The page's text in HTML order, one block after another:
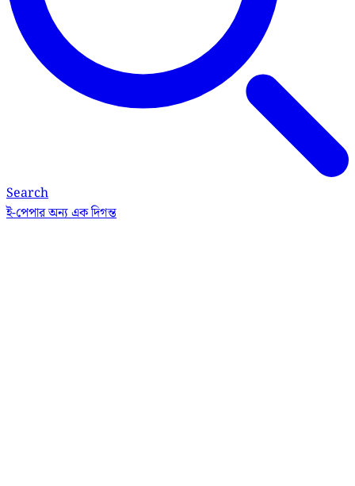
Search
ই-পেপারঅন্য এক দিগন্ত